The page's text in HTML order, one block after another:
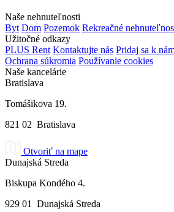
Naše nehnuteľnosti
Byt Dom Pozemok Rekreačné
Užitočné odkazy
PLUS Rent Kontaktujte nás Pridaj sa k
Ochrana súkromia Používanie cookies
Naše kancelárie
Bratislava
Tomášikova 19.
821 02 Bratislava
Otvoriť na mape
Dunajská Streda
Biskupa Kondého 4.
929 01 Dunajská Streda